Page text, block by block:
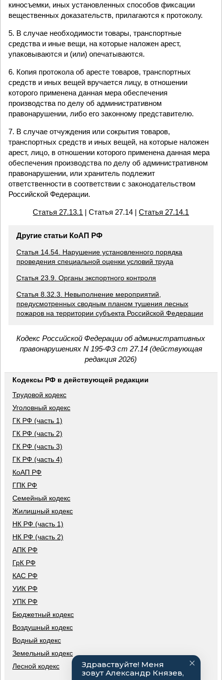
киносъемки, иных установленных способов фиксации
вещественных доказательств, прилагаются к протоколу.
5. В случае необходимости товары, транспортные
средства и иные вещи, на которые наложен арест,
упаковываются и (или) опечатываются.
6. Копия протокола об аресте товаров, транспортных
средств и иных вещей вручается лицу, в отношении
которого применена данная мера обеспечения
производства по делу об административном
правонарушении, либо его законному представителю.
7. В случае отчуждения или сокрытия товаров,
транспортных средств и иных вещей, на которые наложен
арест, лицо, в отношении которого применена данная мера
обеспечения производства по делу об административном
правонарушении, или хранитель подлежит
ответственности в соответствии с законодательством
Российской Федерации.
Статья 27.13.1 | Статья 27.14 |Статья 27.14.1
Другие статьи КоАП РФ
Статья 14.54. Нарушение установленного порядка
проведения специальной оценки условий труда
Статья 23.9. Органы экспортного контроля
Статья 8.32.3. Невыполнение мероприятий,
предусмотренных сводным планом тушения лесных
пожаров на территории субъекта Российской Федерации
Кодекс Российской Федерации об административных
правонарушениях N 195-ФЗ ст 27.14 (действующая
редакция 2026)
Кодексы РФ в действующей редакции
Трудовой кодекс
Уголовный кодекс
ГК РФ (часть 1)
ГК РФ (часть 2)
ГК РФ (часть 3)
ГК РФ (часть 4)
КоАП РФ
ГПК РФ
Семейный кодекс
Жилищный кодекс
НК РФ (часть 1)
НК РФ (часть 2)
АПК РФ
ГрК РФ
КАС РФ
УИК РФ
УПК РФ
Бюджетный кодекс
Воздушный кодекс
Водный кодекс
Земельный кодекс
Лесной кодекс